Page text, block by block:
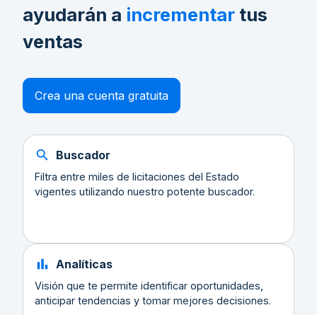
ayudarán a incrementar tus
ventas
Crea una cuenta gratuita
Buscador
Filtra entre miles de licitaciones del Estado
vigentes utilizando nuestro potente buscador.
Analíticas
Visión que te permite identificar oportunidades,
anticipar tendencias y tomar mejores decisiones.